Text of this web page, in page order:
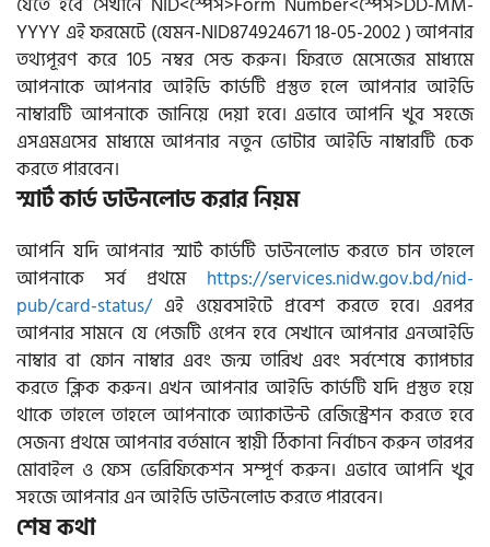
YYYY এই ফরমেটে (যেমন-NID874924671 18-05-2002 ) আপনার
তথ্যপূরণ করে 105 নম্বর সেন্ড করুন। ফিরতে মেসেজের মাধ্যমে
আপনাকে আপনার আইডি কার্ডটি প্রস্তুত হলে আপনার আইডি
নাম্বারটি আপনাকে জানিয়ে দেয়া হবে। এভাবে আপনি খুব সহজে
এসএমএসের মাধ্যমে আপনার নতুন ভোটার আইডি নাম্বারটি চেক
করতে পারবেন।
স্মার্ট কার্ড ডাউনলোড করার নিয়ম
আপনি যদি আপনার স্মার্ট কার্ডটি ডাউনলোড করতে চান তাহলে
আপনাকে সর্ব প্রথমে https://services.nidw.gov.bd/nid-
pub/card-status/এই ওয়েবসাইটে প্রবেশ করতে হবে। এরপর
আপনার সামনে যে পেজটি ওপেন হবে সেখানে আপনার এনআইডি
নাম্বার বা ফোন নাম্বার এবং জন্ম তারিখ এবং সর্বশেষে ক্যাপচার
করতে ক্লিক করুন। এখন আপনার আইডি কার্ডটি যদি প্রস্তুত হয়ে
থাকে তাহলে তাহলে আপনাকে অ্যাকাউন্ট রেজিস্ট্রেশন করতে হবে
সেজন্য প্রথমে আপনার বর্তমানে স্থায়ী ঠিকানা নির্বাচন করুন তারপর
মোবাইল ও ফেস ভেরিফিকেশন সম্পূর্ণ করুন। এভাবে আপনি খুব
সহজে আপনার এন আইডি ডাউনলোড করতে পারবেন।
শেষ কথা